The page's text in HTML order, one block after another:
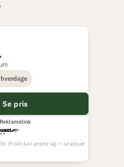
Se pris
Reklamelink
Priser kan ændre sig — se aktuel